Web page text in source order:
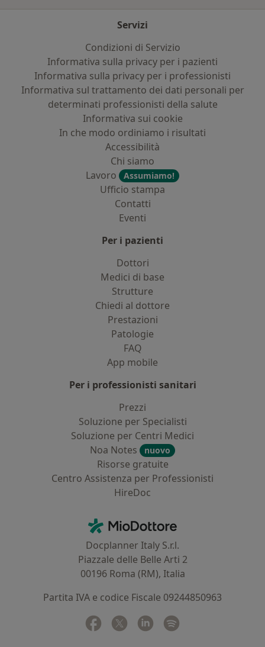
Servizi
Condizioni di Servizio
Informativa sulla privacy per i pazienti
Informativa sulla privacy per i professionisti
Informativa sul trattamento dei dati personali per
determinati professionisti della salute
Informativa sui cookie
In che modo ordiniamo i risultati
Accessibilità
Chi siamo
Lavoro
Assumiamo!
Ufficio stampa
Contatti
Eventi
Per i pazienti
Dottori
Medici di base
Strutture
Chiedi al dottore
Prestazioni
Patologie
FAQ
App mobile
Per i professionisti sanitari
Prezzi
Soluzione per Specialisti
Soluzione per Centri Medici
Noa Notes
nuovo
Risorse gratuite
Centro Assistenza per Professionisti
HireDoc
MioDottore - Homepage
Docplanner Italy S.r.l.
Piazzale delle Belle Arti 2
00196 Roma (RM), Italia
Partita IVA e codice Fiscale 09244850963
Facebook
si apre in una nuova scheda
Twitter
si apre in una nuova scheda
Linkedin
si apre in una nuova